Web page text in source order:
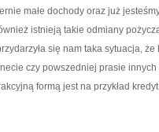
małe dochody oraz już
istnieją takie odmiany
się nam taka sytuacja,
czy powszedniej prasie
formą jest na przykład